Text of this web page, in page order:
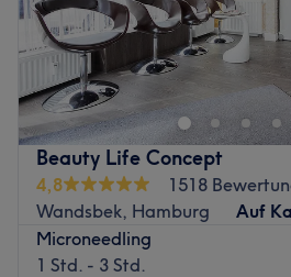
Beauty Life Concept
4,8
1518
Wandsbek, Hamburg
Auf
Microneedling
1 Std. - 3 Std.